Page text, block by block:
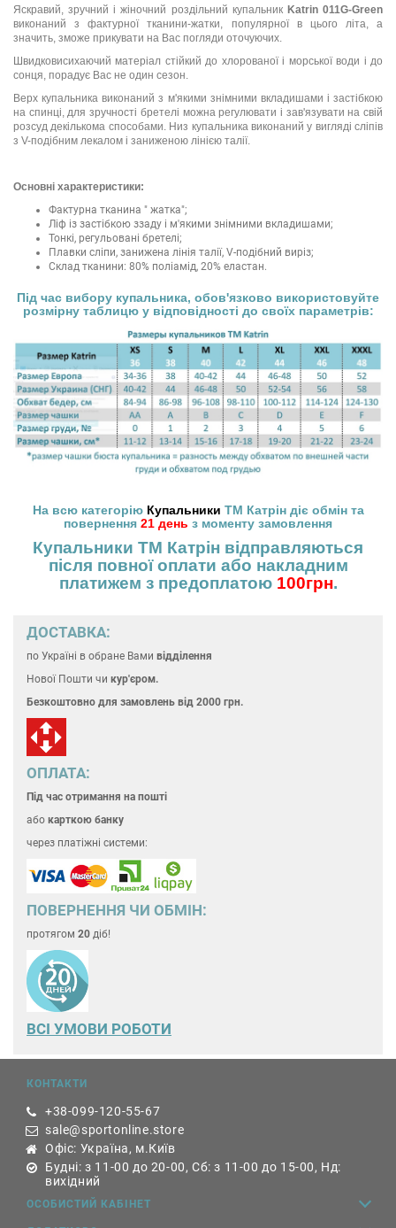
Яскравий, зручний і жіночний роздільний купальник Katrin 011G-Green
виконаний з фактурної тканини-жатки, популярної в цього літа, а
значить, зможе прикувати на Вас погляди оточуючих.
Швидковисихаючий матеріал стійкий до хлорованої і морської води і до
сонця, порадує Вас не один сезон.
Верх купальника виконаний з м'якими знімними вкладишами і застібкою
на спинці, для зручності бретелі можна регулювати і зав'язувати на свій
розсуд декількома способами. Низ купальника виконаний у вигляді сліпів
з V-подібним лекалом і заниженою лінією талії.
Основні характеристики:
Фактурна тканина " жатка";
Ліф із застібкою ззаду і м'якими знімними вкладишами;
Тонкі, регульовані бретелі;
Плавки сліпи, занижена лінія талії, V-подібний виріз;
Склад тканини: 80% поліамід, 20% еластан.
Під час вибору купальника, обов'язково використовуйте
розмірну таблицю у відповідності до своїх параметрів:
На всю категорію Купальники ТМ Катрін діє обмін та
повернення 21 день з моменту замовлення
Купальники ТМ Катрін відправляються
після повної оплати або накладним
платижем з предоплатою 100грн.
ДОСТАВКА:
по Україні в обране Вами відділення
Нової Пошти чи кур'єром.
Безкоштовно для замовлень від 2000 грн.
ОПЛАТА:
Під час отримання на пошті
або карткою банку
через платіжні системи:
ПОВЕРНЕННЯ ЧИ ОБМІН:
протягом 20 діб!
ВСІ УМОВИ РОБОТИ
КОНТАКТИ
+38-099-120-55-67
sale@sportonline.store
Офіс: Україна, м.Київ
Будні: з 11-00 до 20-00, Сб: з 11-00 до 15-00, Нд:
вихідний
ОСОБИСТИЙ КАБІНЕТ